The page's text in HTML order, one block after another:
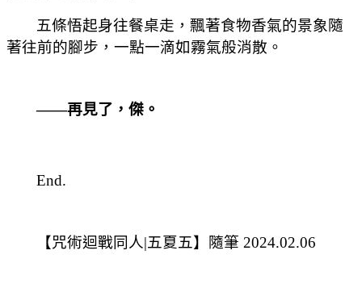
五條悟起身往餐桌走，飄著食物香氣的景象隨
著往前的腳步，一點一滴如霧氣般消散。
——再見了，傑。
End.
【咒術迴戰同人|五夏五】隨筆 2024.02.06